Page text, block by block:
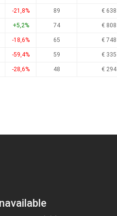
-21,8% 89 € 638
+5,2% 74 € 808
-18,6% 65 € 748
-59,4% 59 € 335
-28,6% 48 € 294